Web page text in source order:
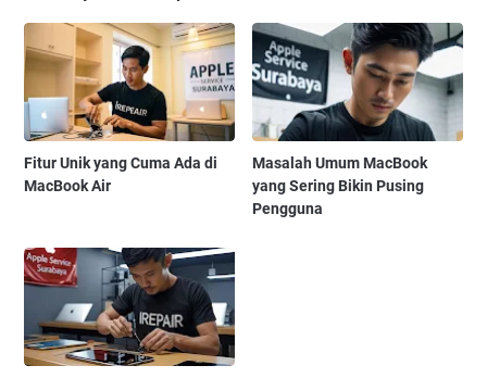
Fitur Unik yang Cuma Ada di
MacBook Air
Masalah Umum MacBook
yang Sering Bikin Pusing
Pengguna